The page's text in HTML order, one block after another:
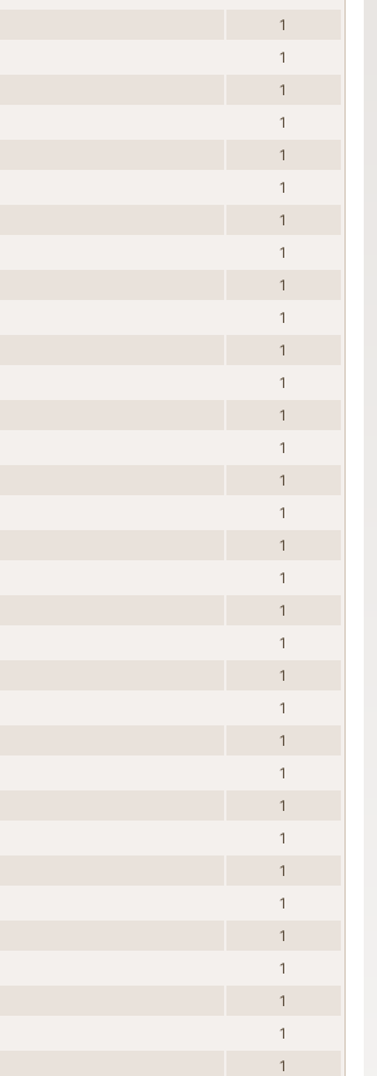
1
1
1
1
1
1
1
1
1
1
1
1
1
1
1
1
1
1
1
1
1
1
1
1
1
1
1
1
1
1
1
1
1